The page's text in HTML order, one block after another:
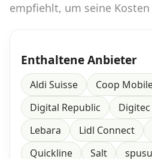
empfiehlt, um seine
Enthaltene Anbieter
Aldi Suisse Coop
Digital Republic
Digitec
Lebara
Lidl Connect
Quickline
Salt spusu